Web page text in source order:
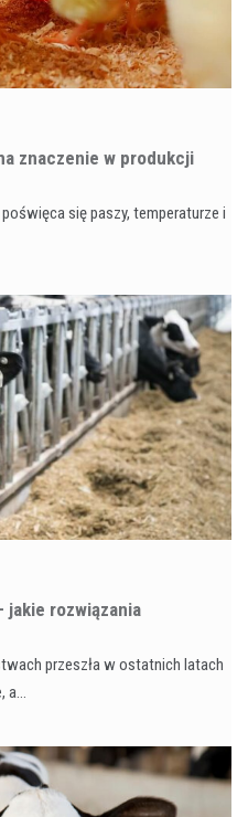
znaczenie w produkcji
się paszy, temperaturze i
jakie rozwiązania
przeszła w ostatnich latach
a…